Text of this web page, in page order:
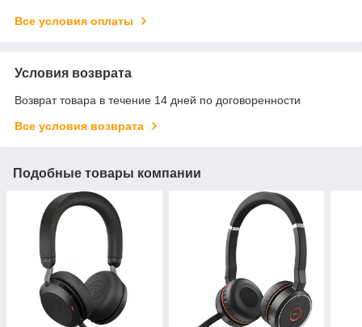
Все условия оплаты
Условия возврата
Возврат товара в течение 14 дней по договоренности
Все условия возврата
Подобные товары компании